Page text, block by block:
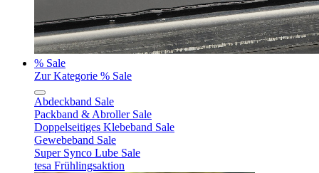
% Sale
Zur Kategorie % Sale
Abdeckband Sale
Packband & Abroller Sale
Doppelseitiges Klebeband Sale
Gewebeband Sale
Super Synco Lube Sale
tesa Frühlingsaktion